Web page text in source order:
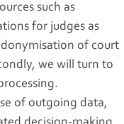
such as
for judges as
of court
we will turn to
of outgoing data,